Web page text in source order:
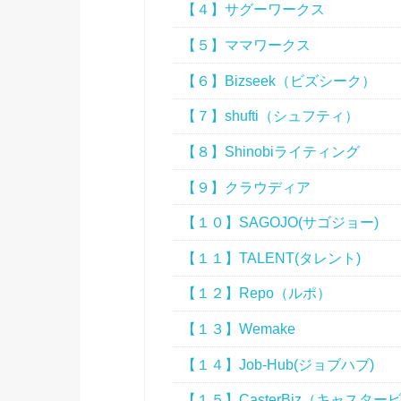
【４】サグーワークス
【５】ママワークス
【６】Bizseek（ビズシーク）
【７】shufti（シュフティ）
【８】Shinobiライティング
【９】クラウディア
【１０】SAGOJO(サゴジョー)
【１１】TALENT(タレント)
【１２】Repo（ルポ）
【１３】Wemake
【１４】Job-Hub(ジョブハブ)